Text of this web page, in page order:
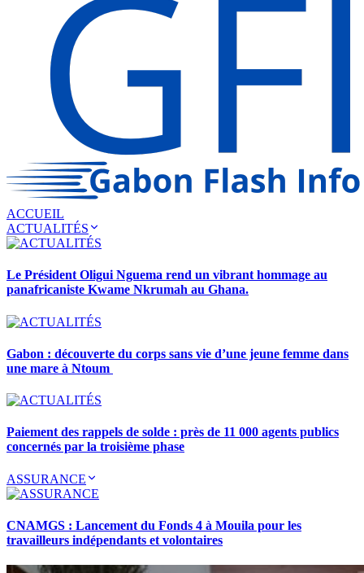
ACCUEIL
ACTUALITÉS
Le Président Oligui Nguema rend un vibrant hommage au
panafricaniste Kwame Nkrumah au Ghana.
Gabon : découverte du corps sans vie d’une jeune femme dans
une mare à Ntoum
Paiement des rappels de solde : près de 11 000 agents publics
concernés par la troisième phase
ASSURANCE
CNAMGS : Lancement du Fonds 4 à Mouila pour les
travailleurs indépendants et volontaires